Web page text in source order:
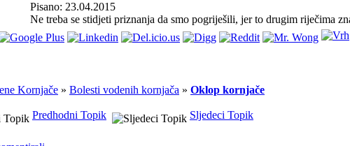
Pisano: 23.04.2015
Ne treba se stidjeti priznanja da smo pogriješili, jer to drugim riječima
Kornjače » Bolesti vodenih kornjača » Oklop kornjače
Predhodni Topik Sljedeci Topik